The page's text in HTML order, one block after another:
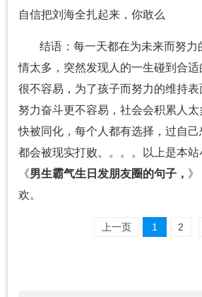
自信把刘海全扎起来，你敢么
结语：每一天都在为未来而努力
情太多，突然发现人的一生碰到合
很不容易，为了孩子而努力的维持
努力奋斗更不容易，社会会积累人
快被同化，每个人都有选择，过自
都会被现实打败。。。。以上是本
《男生霸气生日发朋友圈的句子， 》
欢。
上一页 1 2